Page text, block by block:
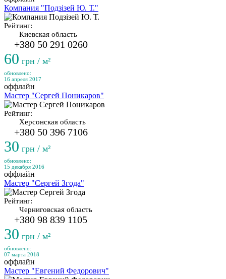
Компания "Подзізей Ю. Т."
Рейтинг:
Киевская область
+380 50 291 0260
60 грн / м²
обновлено:
16 апреля 2017
оффлайн
Мастер "Сергей Поникаров"
Рейтинг:
Херсонская область
+380 50 396 7106
30 грн / м²
обновлено:
15 декабря 2016
оффлайн
Мастер "Сергей Згода"
Рейтинг:
Черниговская область
+380 98 839 1105
30 грн / м²
обновлено:
07 марта 2018
оффлайн
Мастер "Евгений Федорович"